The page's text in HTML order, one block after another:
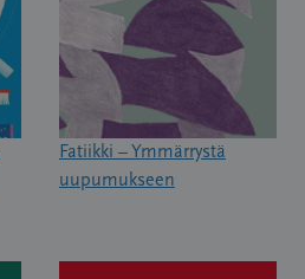
Fatiikki – Ymmärrystä
uupumukseen